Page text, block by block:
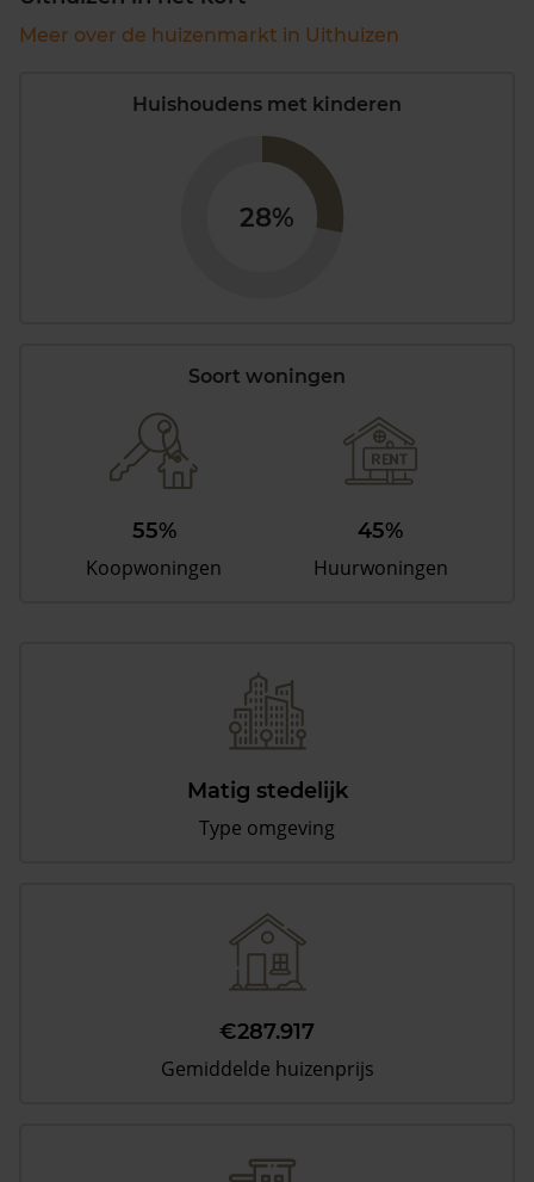
Meer over de huizenmarkt in Uithuizen
Huishoudens met kinderen
28%
Soort woningen
55%
Koopwoningen
45%
Huurwoningen
Matig stedelijk
Type omgeving
€287.917
Gemiddelde huizenprijs